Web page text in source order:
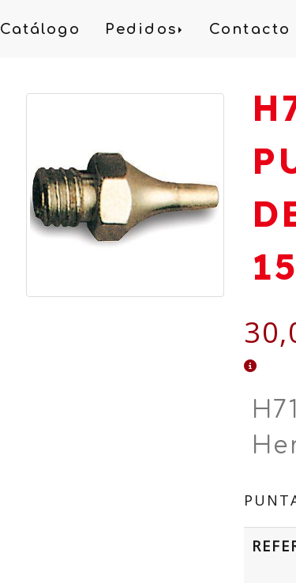
Catálogo Pedidos Contacto